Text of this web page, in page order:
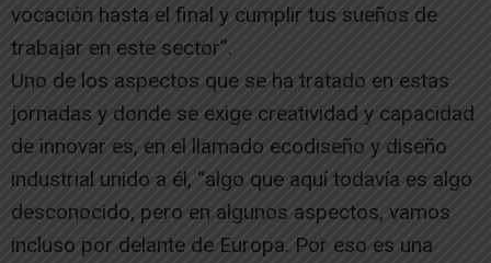
vocación hasta el final y cumplir tus sueños de
trabajar en este sector”.
Uno de los aspectos que se ha tratado en estas
jornadas y donde se exige creatividad y capacidad
de innovar es, en el llamado ecodiseño y diseño
industrial unido a él, “algo que aquí todavía es algo
desconocido, pero en algunos aspectos, vamos
incluso por delante de Europa. Por eso es una